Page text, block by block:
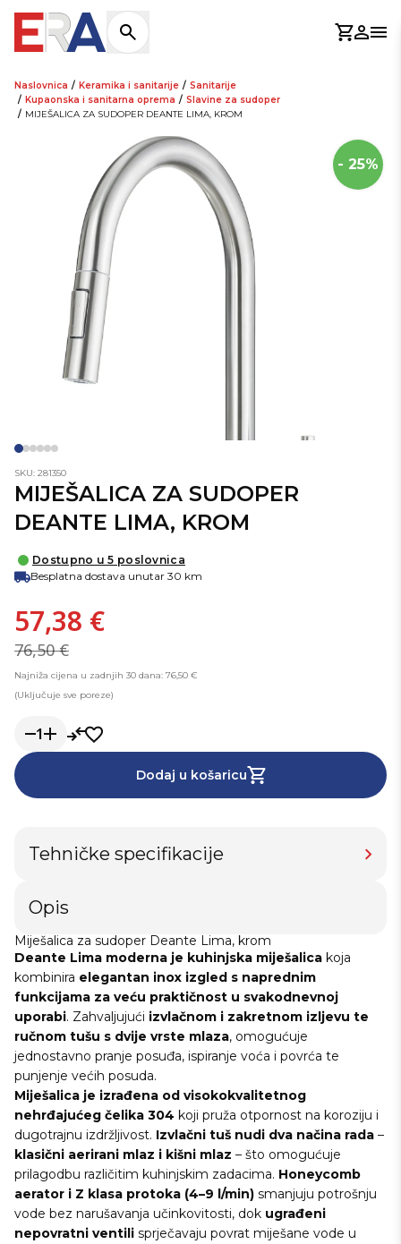
Košarica
Naslovnica / Keramika i sanitarije / Sanitarije
/ Kupaonska i sanitarna oprema / Slavine za sudoper
/ MIJEŠALICA ZA SUDOPER DEANTE LIMA, KROM
- 25%
SKU: 281350
MIJEŠALICA ZA SUDOPER
DEANTE LIMA, KROM
Dostupno u 5 poslovnica
Besplatna dostava unutar 30 km
57,38 €
76,50 €
Najniža cijena u zadnjih 30 dana: 76,50 €
(Uključuje sve poreze)
1
Dodaj u košaricu
Tehničke specifikacije
Opis
Miješalica za sudoper Deante Lima, krom
Deante Lima moderna je kuhinjska miješalica koja
kombinira elegantan inox izgled s naprednim
funkcijama za veću praktičnost u svakodnevnoj
uporabi. Zahvaljujući izvlačnom i zakretnom izljevu te
ručnom tušu s dvije vrste mlaza, omogućuje
jednostavno pranje posuđa, ispiranje voća i povrća te
punjenje većih posuda.
Miješalica je izrađena od visokokvalitetnog
nehrđajućeg čelika 304 koji pruža otpornost na koroziju i
dugotrajnu izdržljivost. Izvlačni tuš nudi dva načina rada –
klasični aerirani mlaz i kišni mlaz – što omogućuje
prilagodbu različitim kuhinjskim zadacima. Honeycomb
aerator i Z klasa protoka (4–9 l/min) smanjuju potrošnju
vode bez narušavanja učinkovitosti, dok ugrađeni
nepovratni ventili sprječavaju povrat miješane vode u